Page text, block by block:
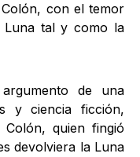
con el temor
tal y como la
de una
y ciencia ficción,
quien fingió
devolviera la Luna